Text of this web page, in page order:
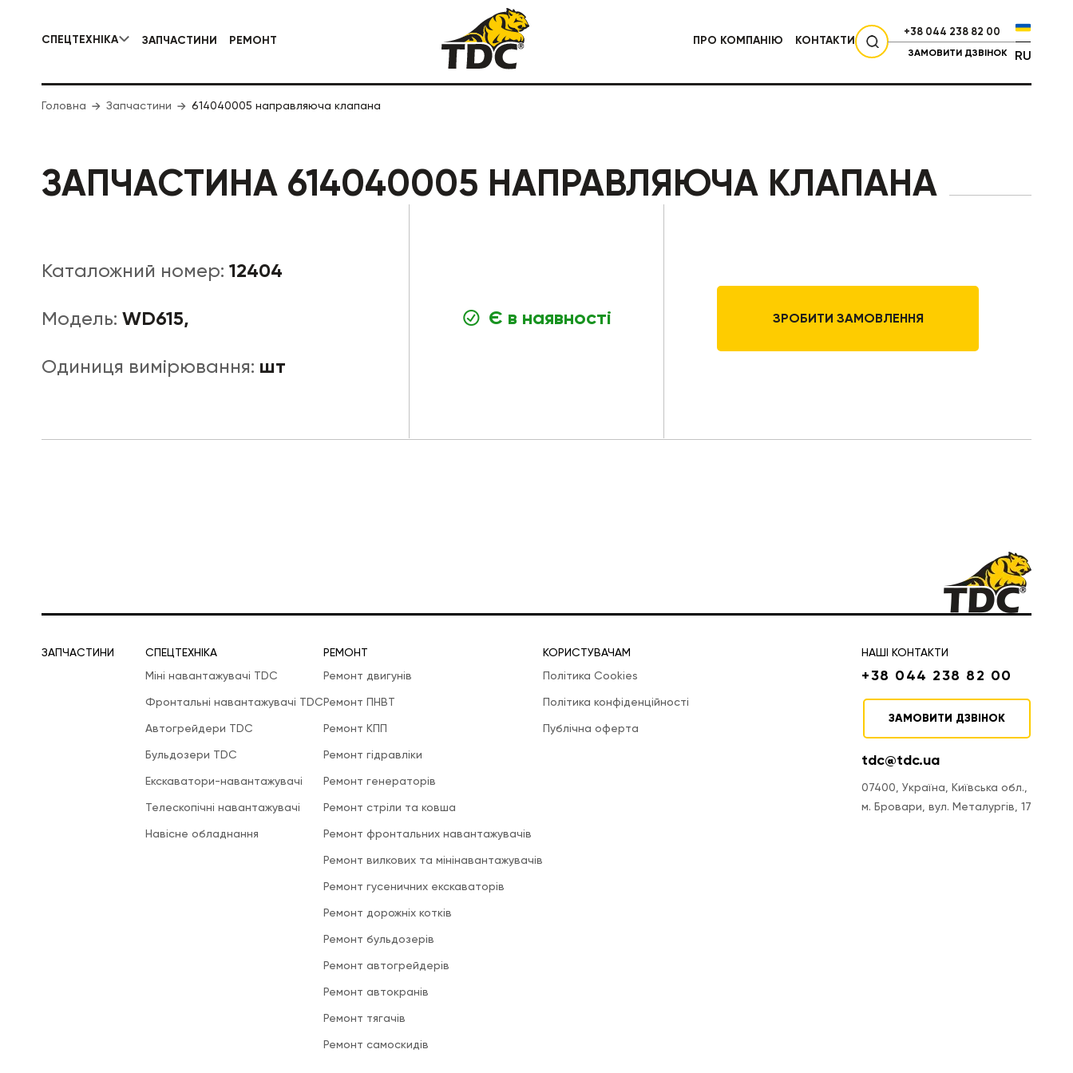
СПЕЦТЕХНІКА
КОМУНАЛЬНА СПЕЦТЕХНІКА ДОРОЖНЯ СПЕЦТЕХНІКА
ЗАПЧАСТИНИ РЕМОНТ ПРО КОМПАНІЮ КОНТАКТИ
+38 044 238 82 00
ЗАМОВИТИ ДЗВІНОК RU
Головна Запчастини 614040005 направляюча клапана
ЗАПЧАСТИНА 614040005 НАПРАВЛЯЮЧА КЛАПАНА
Каталожний номер: 12404
Модель: WD615,
Одиниця вимірювання: шт
Є в наявності ЗРОБИТИ ЗАМОВЛЕННЯ
ЗАПЧАСТИНИ
СПЕЦТЕХНІКА
Міні навантажувачі TDC
Фронтальні навантажувачі TDC
Автогрейдери TDC
Бульдозери TDC
Екскаватори-навантажувачі
Телескопічні навантажувачі
Навісне обладнання
РЕМОНТ
Ремонт двигунів
Ремонт ПНВТ
Ремонт КПП
Ремонт гідравліки
Ремонт генераторів
Ремонт стріли та ковша
Ремонт фронтальних навантажувачів
Ремонт вилкових та мінінавантажувачів
Ремонт гусеничних екскаваторів
Ремонт дорожніх котків
Ремонт бульдозерів
Ремонт автогрейдерів
Ремонт автокранів
Ремонт тягачів
Ремонт самоскидів
КОРИСТУВАЧАМ
Політика Cookies
Політика конфіденційності
Публічна оферта
НАШІ КОНТАКТИ
+38 044 238 82 00
ЗАМОВИТИ ДЗВІНОК
tdc@tdc.ua
07400, Україна, Київська обл.,
м. Бровари, вул. Металургів, 17